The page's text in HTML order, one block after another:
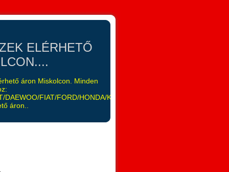
ELÉRHETŐ
áron Miskolcon. Minden
DAEWOO/FIAT/FORD/HONDA/KIA/LANCIA/LEXUS/MAZDA/
áron..